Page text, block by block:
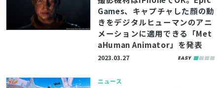
Games、キャプチャした顔の動
きをデジタルヒューマンのアニ
メーションに適用できる「Met
aHuman Animator」を発表
2023.03.27
ニュース